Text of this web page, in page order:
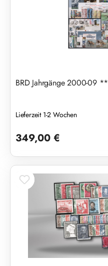
BRD Jahrgänge 2000-09 **
Lieferzeit 1-2 Wochen
349,00 €